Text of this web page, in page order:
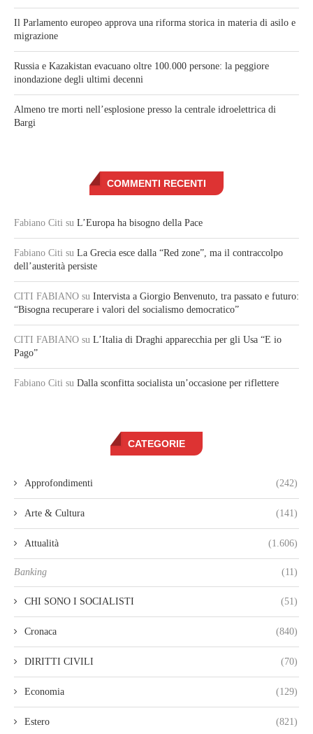
Il Parlamento europeo approva una riforma storica in materia di asilo e
migrazione
Russia e Kazakistan evacuano oltre 100.000 persone: la peggiore
inondazione degli ultimi decenni
Almeno tre morti nell’esplosione presso la centrale idroelettrica di
Bargi
COMMENTI RECENTI
Fabiano Citi su L’Europa ha bisogno della Pace
Fabiano Citi su La Grecia esce dalla “Red zone”, ma il contraccolpo
dell’austerità persiste
CITI FABIANO su Intervista a Giorgio Benvenuto, tra passato e futuro:
“Bisogna recuperare i valori del socialismo democratico”
CITI FABIANO su L’Italia di Draghi apparecchia per gli Usa “E io
Pago”
Fabiano Citi su Dalla sconfitta socialista un’occasione per riflettere
CATEGORIE
Approfondimenti (242)
Arte & Cultura (141)
Attualità (1.606)
Banking (11)
CHI SONO I SOCIALISTI (51)
Cronaca (840)
DIRITTI CIVILI (70)
Economia (129)
Estero (821)